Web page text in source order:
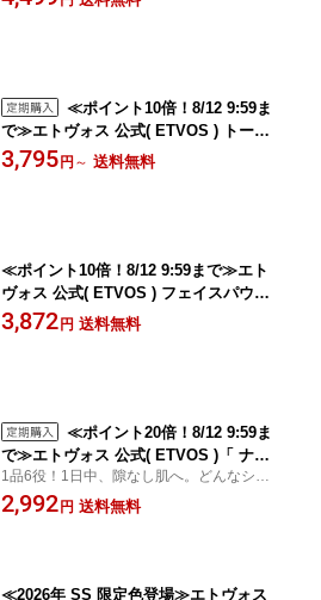
ラー UV ブラシ付 携帯 日焼け止め 2色
≪ポイント10倍！8/12 9:59ま
で≫エトヴォス 公式( ETVOS ) トーン
アップ UV 日焼け止め 化粧下地 美容液
紫外線 保湿 敏感肌 毛穴 毛穴カバー ス
3,795 円 ～ 送料無料
≪ポイント10倍！8/12 9:59まで≫エト
ヴォス 公式( ETVOS ) フェイスパウダ
ー メイク仕上げ 仕上げパウダー フィニ
ッシュパウダー 化粧直し フィニッシン
3,872 円 送料無料
≪ポイント20倍！8/12 9:59ま
で≫エトヴォス 公式( ETVOS )「 ナイ
トミネラルファンデーション 」【30日
間返品保証】
1品6役！1日中、隙なし肌へ。どんなシー
ンでも使えるスキンケアパウダー。
2,992 円 送料無料
≪2026年 SS 限定色登場≫エトヴォス